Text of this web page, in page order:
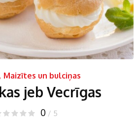
Maizītes un bulciņas
jeb Vecrīgas
0 / 5